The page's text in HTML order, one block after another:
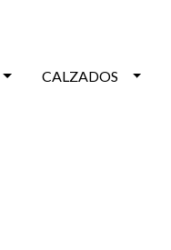
CALZADOS